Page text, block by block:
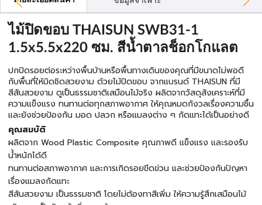
ไม้ปิดขอบ THAISUN SWB31-1
1.5x5.5x220 ซม. สีน้ำตาลช็อกโกแลต
ปกปิดรอยต่อระหว่างพื้นบ้านหรือพื้นทางเดินของคุณที่มีขนาดไม่พอดี
กับพื้นที่ให้มิดชิดสวยงาม ด้วยไม้ปิดขอบ จากแบรนด์ THAISUN ที่มี
สีสันสวยงาม ดูเป็นธรรมชาติเสมือนไม้จริง ผลิตจากวัสดุสังเคราะห์ที่มี
ความแข็งแรง ทนทานต่อทุกสภาพอากาศ ให้คุณหมดกังวลเรื่องความชื้น
และยังช่วยป้องกัน มอด ปลวก หรือแมลงต่าง ๆ กัดแทะได้เป็นอย่างดี
คุณสมบัติ
ผลิตจาก Wood Plastic Composite คุณภาพดี แข็งแรง และรองรับ
น้ำหนักได้ดี
ทนทานต่อสภาพอากาศ และการเกิดรอยขีดข่วน และช่วยป้องกันปัญหา
เรื่องแมลงกัดแทะ
สีสันสวยงาม เป็นธรรมชาติ โดยไม่ต้องทาสีเพิ่ม ให้ความรู้สึกเสมือนไม้